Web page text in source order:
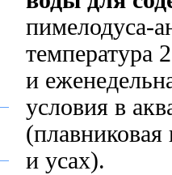
пимелодуса-
температура
и
условия в
и усах).